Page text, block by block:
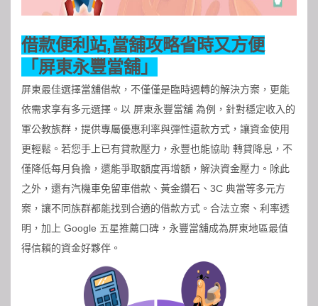
借款便利站,當舖攻略省時又方便
「屏東永豐當舖」
屏東最佳選擇當舖借款，不僅僅是臨時週轉的解決方案，更能
依需求享有多元選擇。以 屏東永豐當舖 為例，針對穩定收入的
軍公教族群，提供專屬優惠利率與彈性還款方式，讓資金使用
更輕鬆。若您手上已有貸款壓力，永豐也能協助 轉貸降息，不
僅降低每月負擔，還能爭取額度再增額，解決資金壓力。除此
之外，還有汽機車免留車借款、黃金鑽石、3C 典當等多元方
案，讓不同族群都能找到合適的借款方式。合法立案、利率透
明，加上 Google 五星推薦口碑，永豐當舖成為屏東地區最值
得信賴的資金好夥伴。